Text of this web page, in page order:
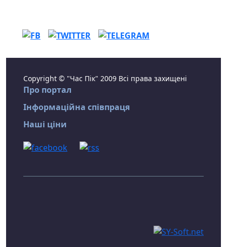
Copyright © "Час Пік" 2009 Всі права захищені
Про портал
Інформаційна співпраця
Наші ціни